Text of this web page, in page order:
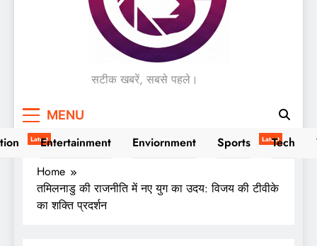
सटीक खबरें, सबसे पहले।
MENU
LatestEntertainment Enviornment Sports LatestTech
Home
तमिलनाडु की राजनीति में नए युग का उदय: विजय की टीवीके
का शक्ति प्रदर्शन